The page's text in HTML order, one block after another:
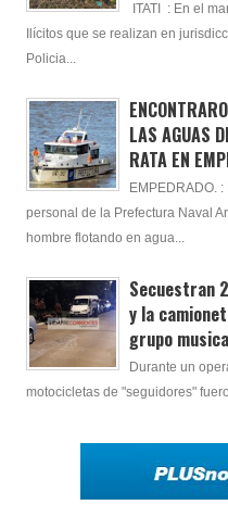
ITATI : En el
Ilícitos que se realizan en
Policia...
LAS AGUAS
RATA EN
EMPEDRADO.
personal de la Prefectura Naval
hombre flotando en agua...
Secuestran
y la
grupo
Durante un
motocicletas de "seguidores"